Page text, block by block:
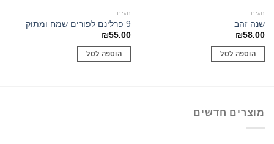
חגים
שנה זהב
₪58.00
הוספה לסל
חגים
9 פרלינם לפורים שמח ומתוק
₪55.00
הוספה לסל
מוצרים חדשים